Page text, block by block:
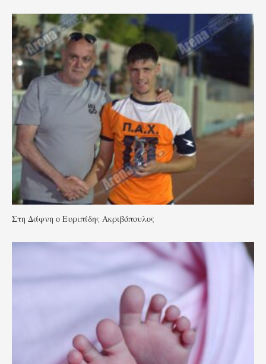
Στη Δάφνη ο Ευριπίδης Ακριβόπουλος